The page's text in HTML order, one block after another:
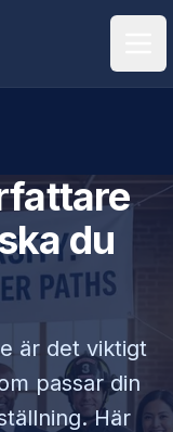
du
är det viktigt
passar din
Här